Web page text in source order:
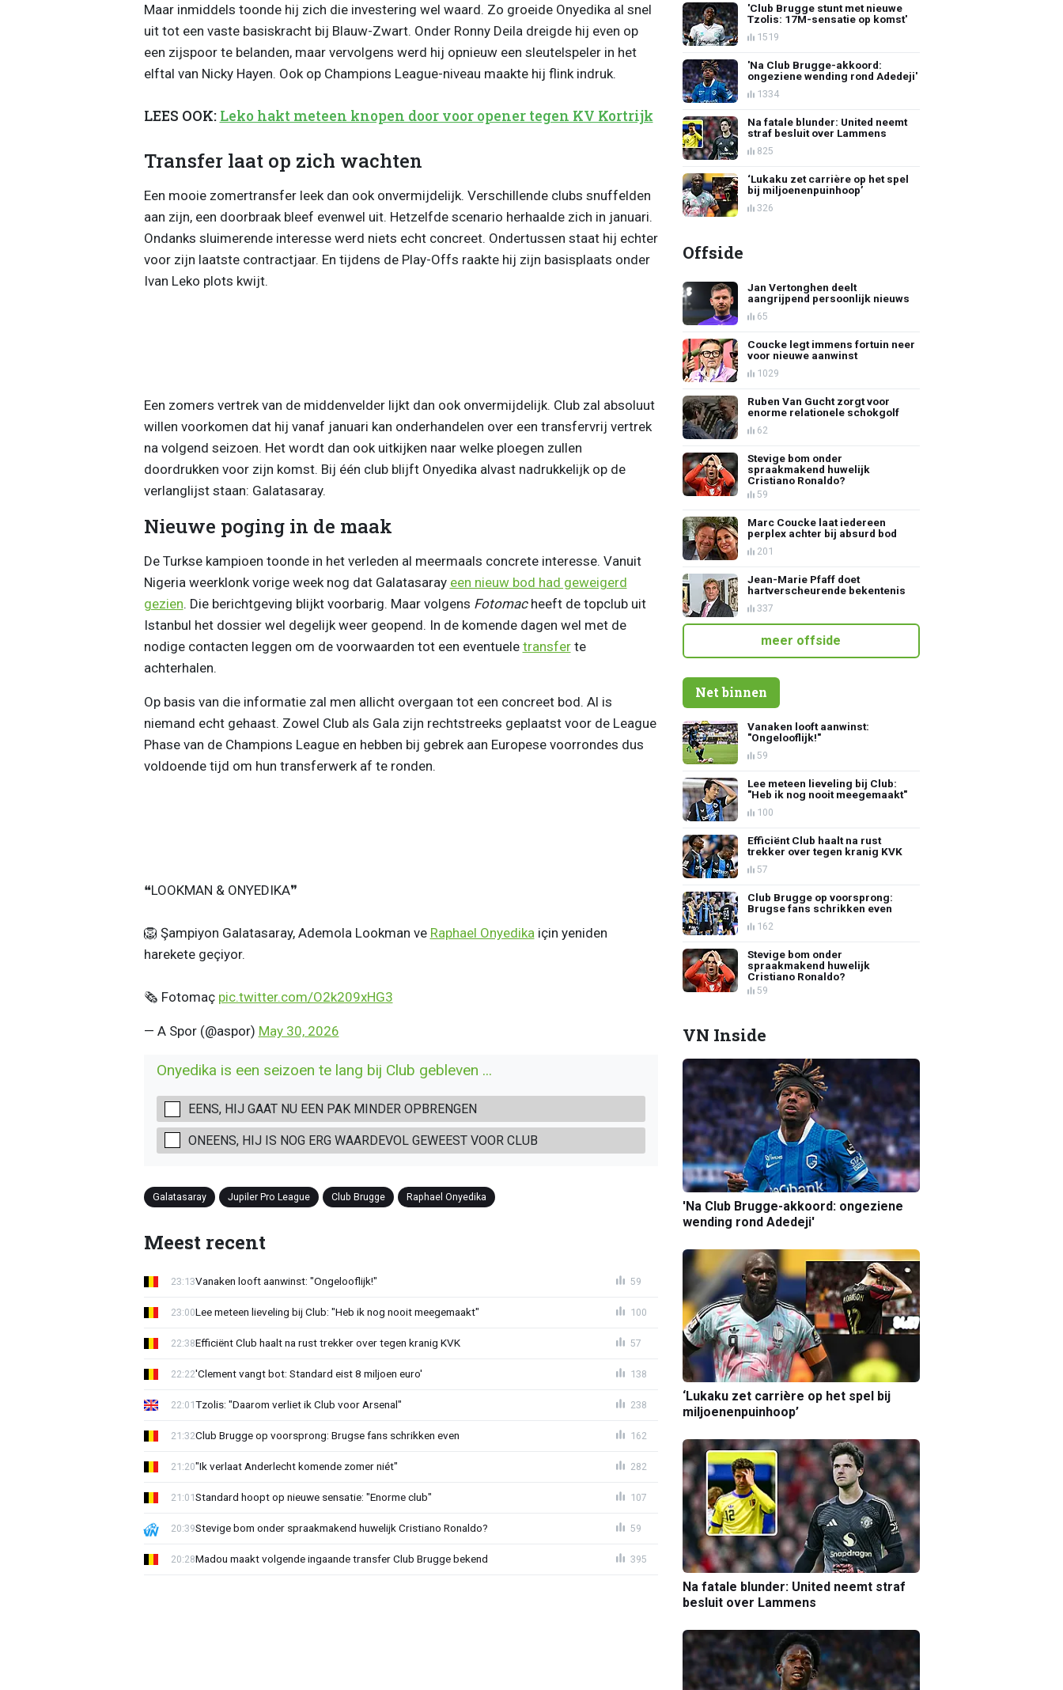
Maar inmiddels toonde hij zich die investering wel waard. Zo groeide Onyedika al snel
uit tot een vaste basiskracht bij Blauw-Zwart. Onder Ronny Deila dreigde hij even op
een zijspoor te belanden, maar vervolgens werd hij opnieuw een sleutelspeler in het
elftal van Nicky Hayen. Ook op Champions League-niveau maakte hij flink indruk.
LEES OOK: Leko hakt meteen knopen door voor opener tegen KV Kortrijk
Transfer laat op zich wachten
Een mooie zomertransfer leek dan ook onvermijdelijk. Verschillende clubs snuffelden
aan zijn, een doorbraak bleef evenwel uit. Hetzelfde scenario herhaalde zich in januari.
Ondanks sluimerende interesse werd niets echt concreet. Ondertussen staat hij echter
voor zijn laatste contractjaar. En tijdens de Play-Offs raakte hij zijn basisplaats onder
Ivan Leko plots kwijt.
Een zomers vertrek van de middenvelder lijkt dan ook onvermijdelijk. Club zal absoluut
willen voorkomen dat hij vanaf januari kan onderhandelen over een transfervrij vertrek
na volgend seizoen. Het wordt dan ook uitkijken naar welke ploegen zullen
doordrukken voor zijn komst. Bij één club blijft Onyedika alvast nadrukkelijk op de
verlanglijst staan: Galatasaray.
Nieuwe poging in de maak
De Turkse kampioen toonde in het verleden al meermaals concrete interesse. Vanuit
Nigeria weerklonk vorige week nog dat Galatasaray een nieuw bod had geweigerd
gezien. Die berichtgeving blijkt voorbarig. Maar volgens Fotomacheeft de topclub uit
Istanbul het dossier wel degelijk weer geopend. In de komende dagen wel met de
nodige contacten leggen om de voorwaarden tot een eventuele transferte
achterhalen.
Op basis van die informatie zal men allicht overgaan tot een concreet bod. Al is
niemand echt gehaast. Zowel Club als Gala zijn rechtstreeks geplaatst voor de League
Phase van de Champions League en hebben bij gebrek aan Europese voorrondes dus
voldoende tijd om hun transferwerk af te ronden.
❝LOOKMAN & ONYEDIKA❞
🦁 Şampiyon Galatasaray, Ademola Lookman ve Raphael Onyedika için yeniden
harekete geçiyor.
🗞️ Fotomaç pic.twitter.com/O2k209xHG3
— A Spor (@aspor) May 30, 2026
Onyedika is een seizoen te lang bij Club gebleven ...
EENS, HIJ GAAT NU EEN PAK MINDER OPBRENGEN
ONEENS, HIJ IS NOG ERG WAARDEVOL GEWEEST VOOR CLUB
Galatasaray Jupiler Pro League Club Brugge Raphael Onyedika
Meest recent
Vanaken looft aanwinst: "Ongelooflijk!"
23:13 59
Lee meteen lieveling bij Club: "Heb ik nog nooit meegemaakt"
23:00 100
Efficiënt Club haalt na rust trekker over tegen kranig KVK
22:38 57
'Clement vangt bot: Standard eist 8 miljoen euro'
22:22 138
Tzolis: "Daarom verliet ik Club voor Arsenal"
22:01 238
Club Brugge op voorsprong: Brugse fans schrikken even
21:32 162
"Ik verlaat Anderlecht komende zomer niét"
21:20 282
Standard hoopt op nieuwe sensatie: "Enorme club"
21:01 107
Stevige bom onder spraakmakend huwelijk Cristiano Ronaldo?
20:39 59
Madou maakt volgende ingaande transfer Club Brugge bekend
20:28 395
'Club Brugge stunt met nieuwe
Tzolis: 17M-sensatie op komst'
1519
'Na Club Brugge-akkoord:
ongeziene wending rond Adedeji'
1334
Na fatale blunder: United neemt
straf besluit over Lammens
825
‘Lukaku zet carrière op het spel
bij miljoenenpuinhoop’
326
Offside
Jan Vertonghen deelt
aangrijpend persoonlijk nieuws
65
Coucke legt immens fortuin neer
voor nieuwe aanwinst
1029
Ruben Van Gucht zorgt voor
enorme relationele schokgolf
62
Stevige bom onder
spraakmakend huwelijk
Cristiano Ronaldo?
59
Marc Coucke laat iedereen
perplex achter bij absurd bod
201
Jean-Marie Pfaff doet
hartverscheurende bekentenis
337
meer offside
Net binnen
Vanaken looft aanwinst:
"Ongelooflijk!"
59
Lee meteen lieveling bij Club:
"Heb ik nog nooit meegemaakt"
100
Efficiënt Club haalt na rust
trekker over tegen kranig KVK
57
Club Brugge op voorsprong:
Brugse fans schrikken even
162
Stevige bom onder
spraakmakend huwelijk
Cristiano Ronaldo?
59
VN Inside
'Na Club Brugge-akkoord: ongeziene
wending rond Adedeji'
‘Lukaku zet carrière op het spel bij
miljoenenpuinhoop’
Na fatale blunder: United neemt straf
besluit over Lammens